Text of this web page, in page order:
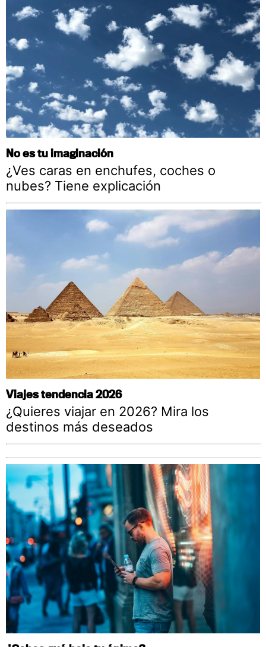
No es tu imaginación
¿Ves caras en enchufes, coches o
nubes? Tiene explicación
Viajes tendencia 2026
¿Quieres viajar en 2026? Mira los
destinos más deseados